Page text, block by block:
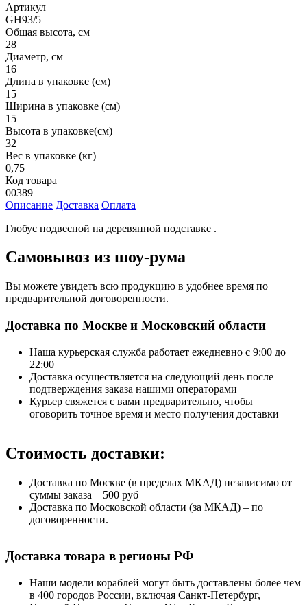
Артикул
GH93/5
Общая высота, см
28
Диаметр, см
16
Длина в упаковке (см)
15
Ширина в упаковке (см)
15
Высота в упаковке(см)
32
Вес в упаковке (кг)
0,75
Код товара
00389
Описание Доставка Оплата
Глобус подвесной на деревянной подставке .
Самовывоз из шоу-рума
Вы можете увидеть всю продукцию в удобнее время по
предварительной договоренности.
Доставка по Москве и Московский области
Наша курьерская служба работает ежедневно с 9:00 до
22:00
Доставка осуществляется на следующий день после
подтверждения заказа нашими операторами
Курьер свяжется с вами предварительно, чтобы
оговорить точное время и место получения доставки
Стоимость доставки:
Доставка по Москве (в пределах МКАД) независимо от
суммы заказа – 500 руб
Доставка по Московской области (за МКАД) – по
договоренности.
Доставка товара в регионы РФ
Наши модели кораблей могут быть доставлены более чем
в 400 городов России, включая Санкт-Петербург,